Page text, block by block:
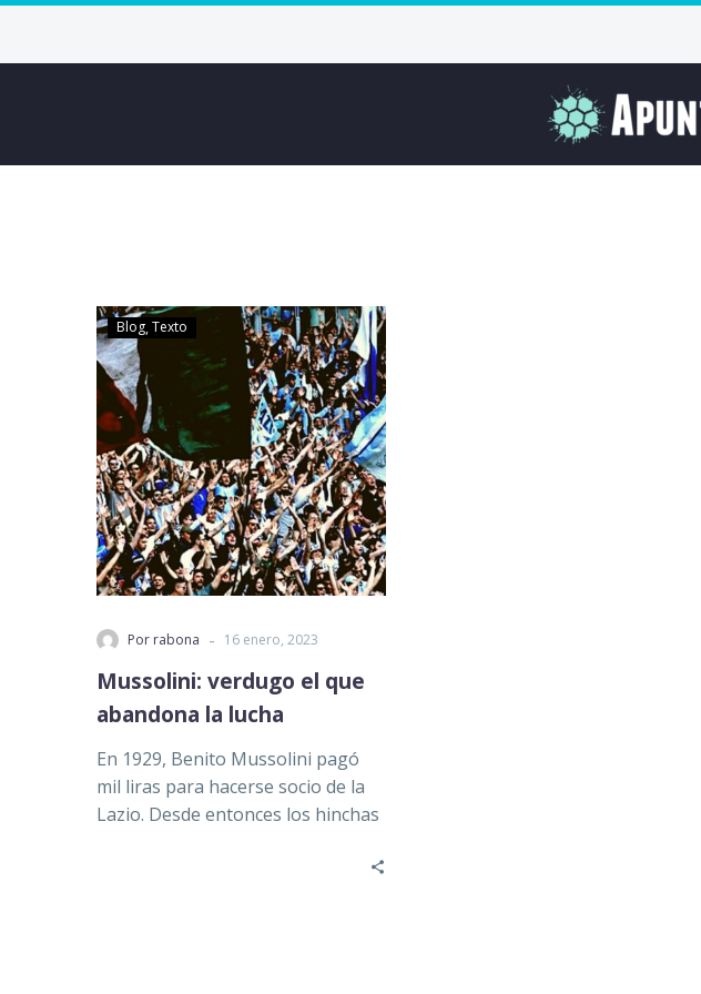
Blog Texto
Por rabona - 16 enero, 2023
Mussolini: verdugo el que
abandona la lucha
En 1929, Benito Mussolini pagó
mil liras para hacerse socio de la
Lazio. Desde entonces los hinchas